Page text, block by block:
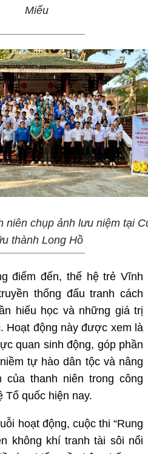
Miếu
niên chụp ảnh lưu niệm tại
thành Long Hồ
điểm đến, thế hệ trẻ Vĩnh
thống đấu tranh cách
hiếu học và những giá trị
Hoạt động này được xem là
quan sinh động, góp phần
tự hào dân tộc và nâng
thanh niên trong công
Tổ quốc hiện nay.
hoạt động, cuộc thi “Rung
không khí tranh tài sôi nổi